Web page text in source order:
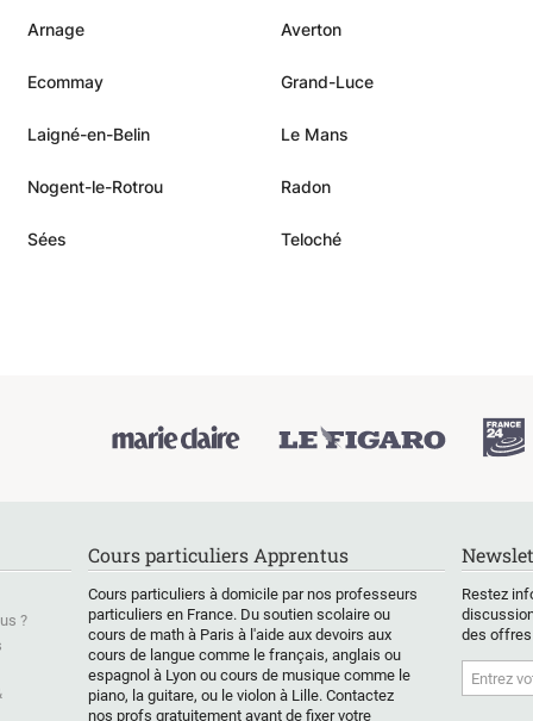
Arnage Averton
Ecommay Grand-Luce
Laigné-en-Belin Le Mans
Nogent-le-Rotrou Radon
Sées Teloché
?
Cours particuliers Apprentus
Cours particuliers à domicile par nos professeurs
particuliers en France. Du soutien scolaire ou
cours de math à Paris à l'aide aux devoirs aux
cours de langue comme le français, anglais ou
espagnol à Lyon ou cours de musique comme le
piano, la guitare, ou le violon à Lille. Contactez
nos profs gratuitement avant de fixer votre
Restez
des